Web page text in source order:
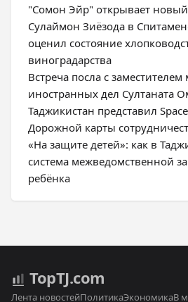
"Сомон Эйр" открывает
Сулаймон Зиёзода в
оценил состояние
виноградарства
Встреча посла с
иностранных дел Султаната
Таджикистан представил
Дорожной карты
«На защите детей»: как в
система межведомственной
ребёнка
TopTJ.com
Лента новостейПолитикаЭкономикаВ